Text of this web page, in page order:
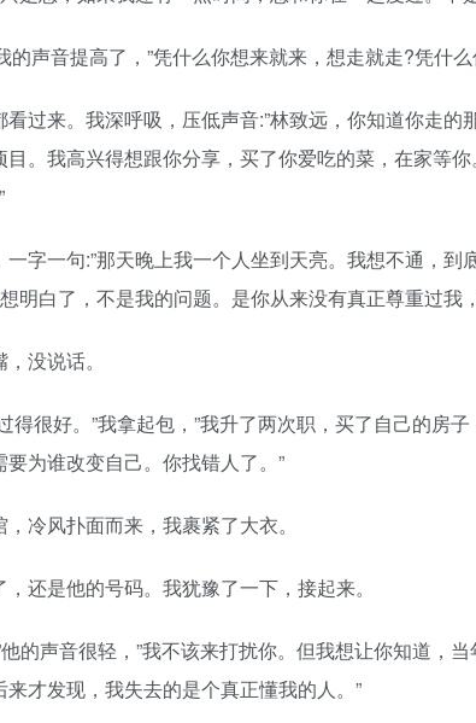
声音提高了，”凭什么你想来就来，想走就走?凭什
来。我深呼吸，压低声音:”林致远，你知道你走的
目。我高兴得想跟你分享，买了你爱吃的菜，在家等
一句:”那天晚上我一个人坐到天亮。我想不通，到
明白了，不是我的问题。是你从来没有真正尊重过我
没说话。
很好。”我拿起包，”我升了两次职，买了自己的房
要为谁改变自己。你找错人了。”
风扑面而来，我裹紧了大衣。
是他的号码。我犹豫了一下，接起来。
声音很轻，”我不该来打扰你。但我想让你知道，
才发现，我失去的是个真正懂我的人。”